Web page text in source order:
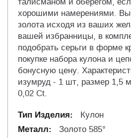
хорошими намерениями.
золота исходя из ваших
вашей избранницы, в
подобрать серьги в форме
покупке набора кулона и
бонусную цену.
изумруд - 1 шт, размер 1,5
0,02 Ct.
Кулон
Золото 585°